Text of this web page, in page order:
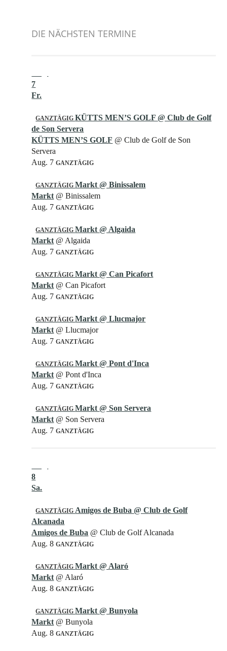
DIE NÄCHSTEN TERMINE
7
Fr.
GANZTÄGIGKÜTTS MEN’S GOLF @ Club de Golf
de Son Servera
KÜTTS MEN’S GOLF @ Club de Golf de Son
Servera
Aug. 7GANZTÄGIG
GANZTÄGIGMarkt @ Binissalem
Markt @ Binissalem
Aug. 7GANZTÄGIG
GANZTÄGIGMarkt @ Algaida
Markt @ Algaida
Aug. 7GANZTÄGIG
GANZTÄGIGMarkt @ Can Picafort
Markt @ Can Picafort
Aug. 7GANZTÄGIG
GANZTÄGIGMarkt @ Llucmajor
Markt @ Llucmajor
Aug. 7GANZTÄGIG
GANZTÄGIGMarkt @ Pont d'Inca
Markt @ Pont d'Inca
Aug. 7GANZTÄGIG
GANZTÄGIGMarkt @ Son Servera
Markt @ Son Servera
Aug. 7GANZTÄGIG
8
Sa.
GANZTÄGIGAmigos de Buba @ Club de Golf
Alcanada
Amigos de Buba @ Club de Golf Alcanada
Aug. 8GANZTÄGIG
GANZTÄGIGMarkt @ Alaró
Markt @ Alaró
Aug. 8GANZTÄGIG
GANZTÄGIGMarkt @ Bunyola
Markt @ Bunyola
Aug. 8GANZTÄGIG